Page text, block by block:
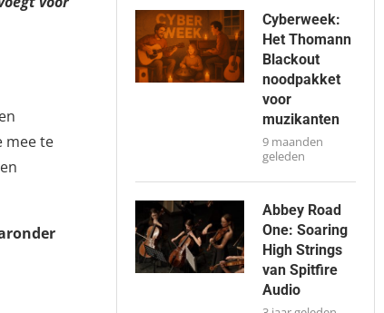
mee te
Cyberweek:
Het Thomann
Blackout
noodpakket
voor
muzikanten
9 maanden
geleden
Abbey Road
One: Soaring
High Strings
van Spitfire
Audio